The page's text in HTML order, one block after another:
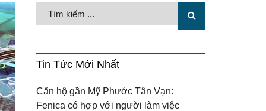
Tin Tức Mới Nhất
Căn hộ gần Mỹ Phước Tân Vạn:
Fenica có hợp với người làm việc